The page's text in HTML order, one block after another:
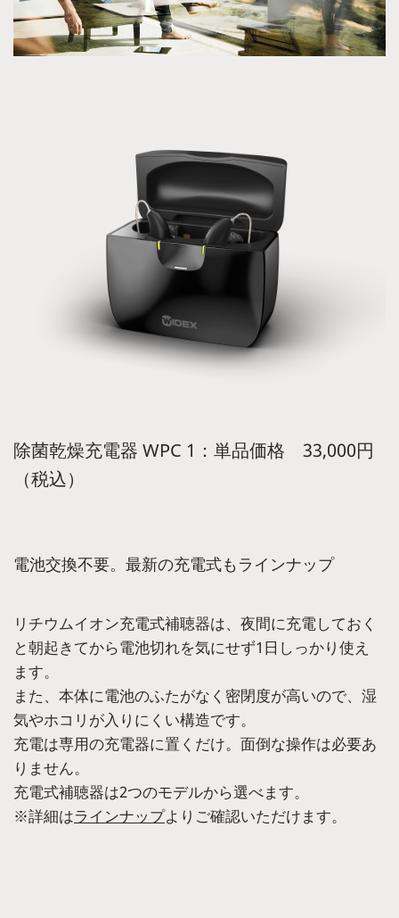
除菌乾燥充電器 WPC 1：単品価格 33,000円
（税込）
電池交換不要。最新の充電式もラインナップ
リチウムイオン充電式補聴器は、夜間に充電しておく
と朝起きてから電池切れを気にせず1日しっかり使え
ます。
また、本体に電池のふたがなく密閉度が高いので、湿
気やホコリが入りにくい構造です。
充電は専用の充電器に置くだけ。面倒な操作は必要あ
りません。
充電式補聴器は2つのモデルから選べます。
※詳細はラインナップよりご確認いただけます。